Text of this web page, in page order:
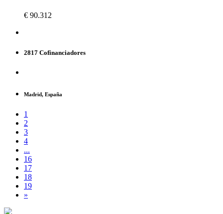
€ 90.312
2817 Cofinanciadores
Madrid, España
1
2
3
4
...
16
17
18
19
»